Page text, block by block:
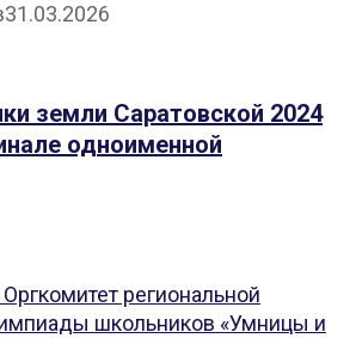
31.03.2026
земли Саратовской 2024
одноименной
региональной
школьников «Умницы и